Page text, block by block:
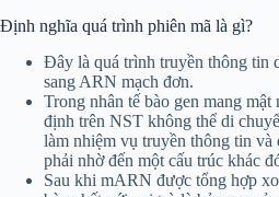
Định nghĩa quá trình phiên mã là gì?
Đây là quá trình truyền thông tin
sang ARN mạch đơn.
Trong nhân tế bào gen mang
định trên NST không thể di
làm nhiệm vụ truyền thông tin và
phải nhờ đến một cấu trúc khác
Sau khi mARN được tổng hợp